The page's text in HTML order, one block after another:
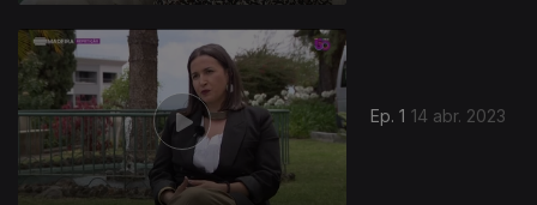
Ep. 1 14 abr. 2023